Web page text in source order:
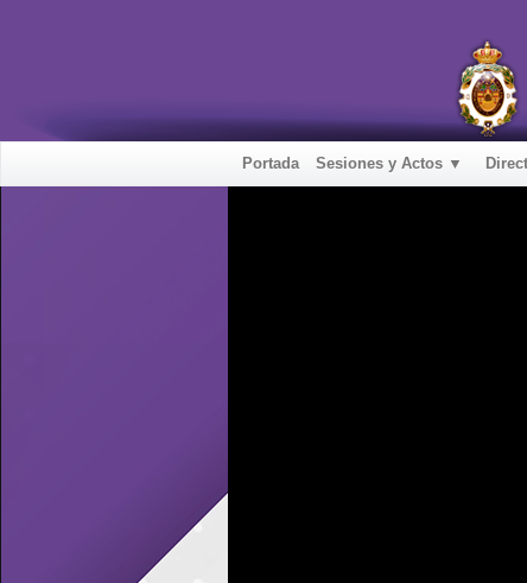
Portada Sesiones y Actos ▼